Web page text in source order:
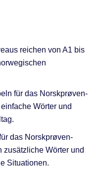
reichen von A1 bis
für das Norskprøven-
Wörter und
das Norskprøven-
zusätzliche Wörter und
Situationen.